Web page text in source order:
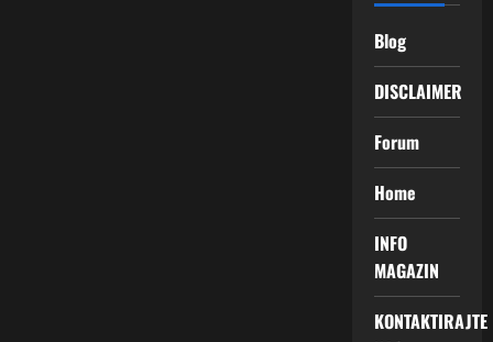
Blog
DISCLAIMER
Forum
Home
INFO
MAGAZIN
KONTAKTIRAJTE